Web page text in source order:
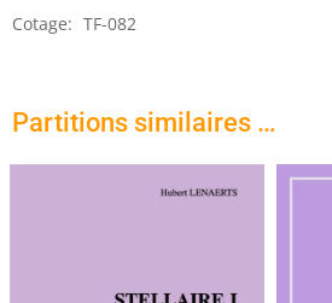
Cotage: TF-082
Partitions similaires …